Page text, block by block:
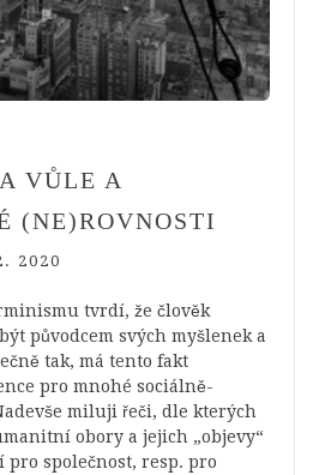
VŮLE A
(NE)ROVNOSTI
2020
tvrdí, že člověk
původcem svých myšlenek a
tak, má tento fakt
pro mnohé sociálně-
miluji řeči, dle kterých
obory a jejich „objevy“
společnost, resp. pro